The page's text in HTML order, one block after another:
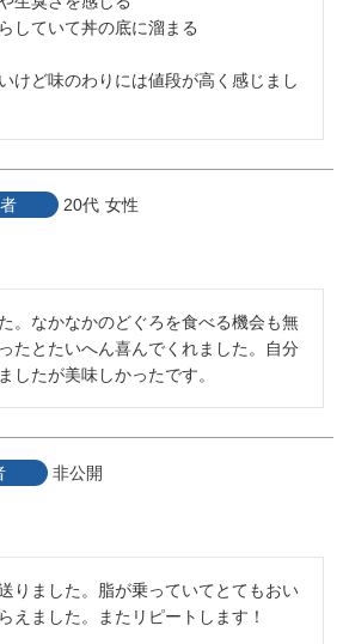
していて丼の底に溜まる
けど味のわりには値段が高く感じまし
20代 女性
。なかなかのどぐろを食べる機会も無
たとたいへん喜んでくれました。自分
したが美味しかったです。
非公開
りました。脂が乗っていてとてもおい
えました。またリピートします！